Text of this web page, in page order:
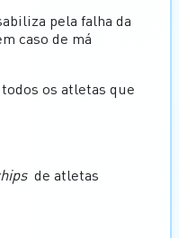
pela falha da
caso de má
os atletas que
de atletas